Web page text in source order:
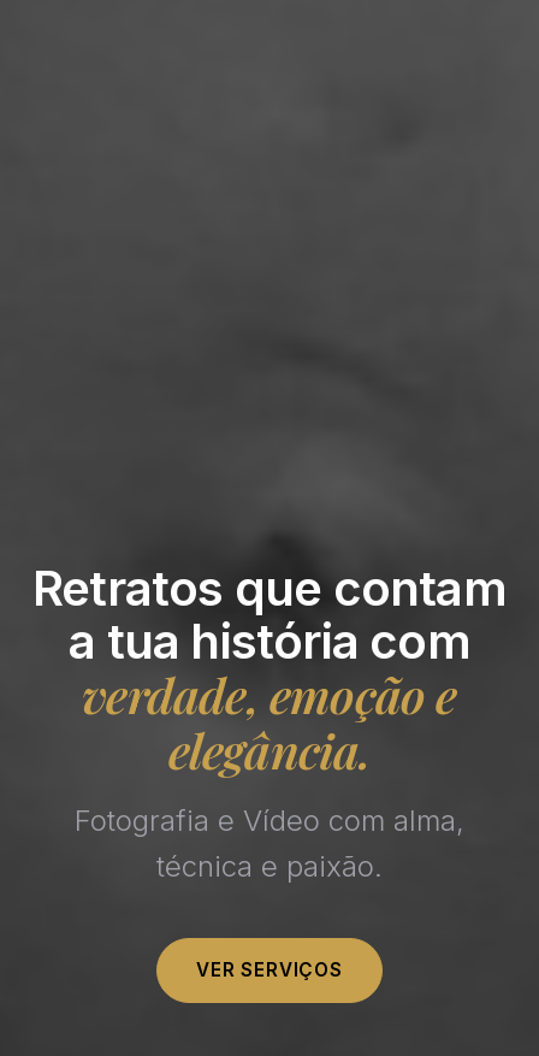
Retratos que contam
a tua história com
verdade, emoção e
elegância.
Fotografia e Vídeo com alma,
técnica e paixão.
VER SERVIÇOS